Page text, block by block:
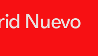
Nuevo